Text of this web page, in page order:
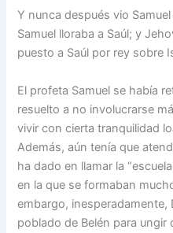
Y nunca después vio
Samuel lloraba a Saúl; y
puesto a Saúl por rey sobre
El profeta Samuel se había
resuelto a no involucrarse
vivir con cierta tranquilidad
Además, aún tenía que
ha dado en llamar la
en la que se formaban
embargo, inesperadamente,
poblado de Belén para